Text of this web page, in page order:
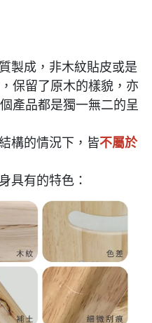
製成，非木紋貼皮或是
保留了原木的樣貌，亦
產品都是獨一無二的呈
構的情況下，皆不屬於
具有的特色：